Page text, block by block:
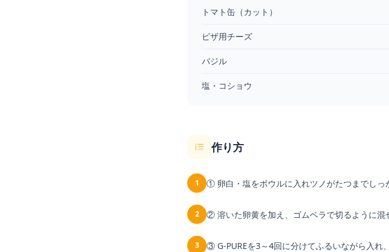
トマト缶（カット）
ピザ用チーズ
バジル
塩・コショウ
作り方
1 ① 卵白・塩をボウルに入れツノがたつまでしっ
2 ② 溶いた卵黄を加え、ゴムベラで切るように混
3 ③ G-PUREを3～4回に分けてふるいながら入れ